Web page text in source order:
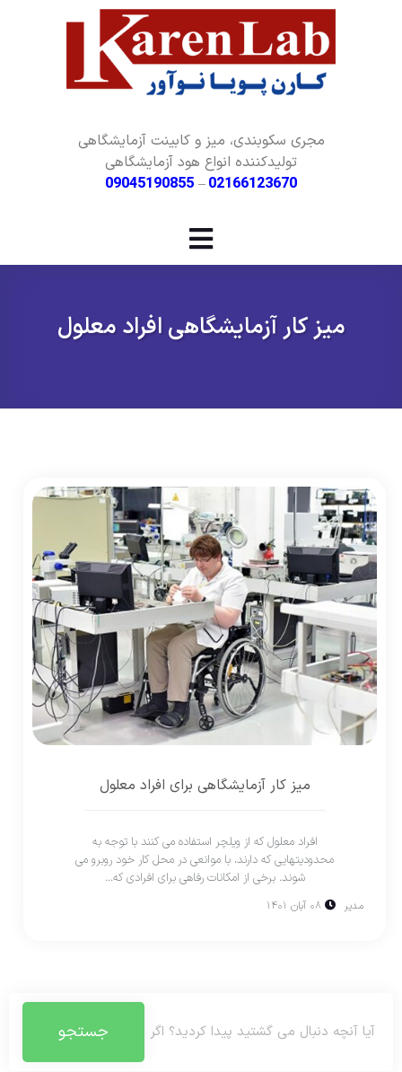
مجری سکوبندی، میز و کابینت آزمایشگاهی
تولیدکننده انواع هود آزمایشگاهی
02166123670
–
09045190855
میز کار آزمایشگاهی افراد معلول
میز کار آزمایشگاهی برای افراد معلول
افراد معلول که از ویلچر استفاده می کنند با توجه به
محدودیتهایی که دارند، با موانعی در محل کار خود روبرو می
شوند. برخی از امکانات رفاهی برای افرادی که...
مدیر ۰۸ آبان ۱۴۰۱
جستجو